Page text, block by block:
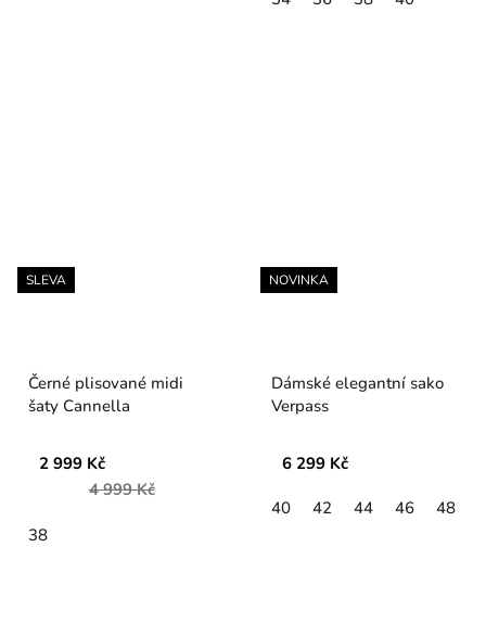
SLEVA
Černé plisované midi
šaty Cannella
2 999 Kč
4 999 Kč
38
NOVINKA
Dámské elegantní sako
Verpass
6 299 Kč
40 42 44 46 48